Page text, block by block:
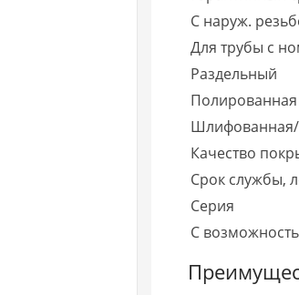
С наруж.
Для трубы с
Раздельный
Шлифованная/
Качество
Срок службы,
Серия
С